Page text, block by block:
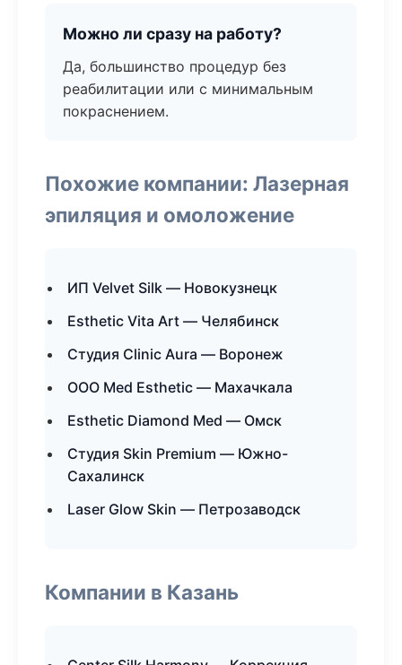
Можно ли сразу на работу?
Да, большинство процедур без
реабилитации или с минимальным
покраснением.
Похожие компании: Лазерная
эпиляция и омоложение
ИП Velvet Silk — Новокузнецк
Esthetic Vita Art — Челябинск
Студия Clinic Aura — Воронеж
ООО Med Esthetic — Махачкала
Esthetic Diamond Med — Омск
Студия Skin Premium — Южно-
Сахалинск
Laser Glow Skin — Петрозаводск
Компании в Казань